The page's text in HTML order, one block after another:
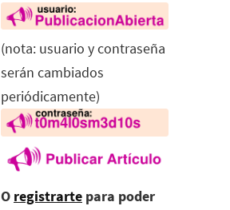
(nota: usuario y contraseña
serán cambiados
periódicamente)
O registrarte para poder